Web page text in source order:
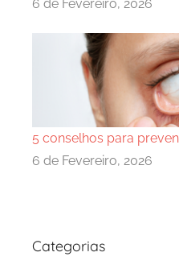
6 de Fevereiro, 2026
5 conselhos para
6 de Fevereiro, 2026
Categorias